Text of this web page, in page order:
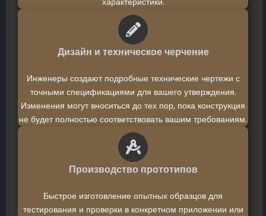
Дизайн и техническое черчение
Инженеры создают подробные технические чертежи с
точными спецификациями для вашего утверждения.
Изменения могут вноситься до тех пор, пока конструкция
не будет полностью соответствовать вашим требованиям.
Производство прототипов
Быстрое изготовление опытных образцов для
тестирования и проверки в конкретном приложении или